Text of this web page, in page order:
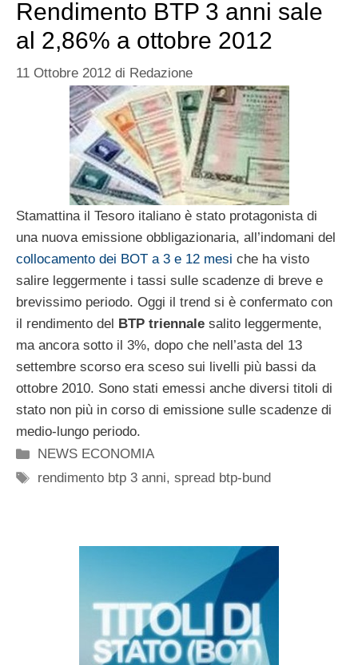
Rendimento BTP 3 anni sale
al 2,86% a ottobre 2012
11 Ottobre 2012 di Redazione
Stamattina il Tesoro italiano è stato protagonista di
una nuova emissione obbligazionaria, all’indomani del
collocamento dei BOT a 3 e 12 mesi che ha visto
salire leggermente i tassi sulle scadenze di breve e
brevissimo periodo. Oggi il trend si è confermato con
il rendimento del
BTP triennale salito leggermente,
ma ancora sotto il 3%, dopo che nell’asta del 13
settembre scorso era sceso sui livelli più bassi da
ottobre 2010. Sono stati emessi anche diversi titoli di
stato non più in corso di emissione sulle scadenze di
medio-lungo periodo.
Categorie
NEWS ECONOMIA
Tag
rendimento btp 3 anni,spread btp-bund